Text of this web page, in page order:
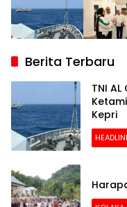
Berita Terbaru
TNI
Kepri